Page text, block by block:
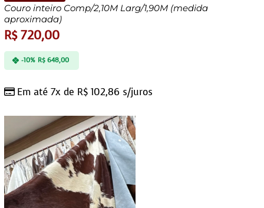
Couro inteiro Comp/2,10M Larg/1,90M (medida
aproximada)
R$720,00
Em até 7x de R$ 102,86 s/juros
-10% R$648,00